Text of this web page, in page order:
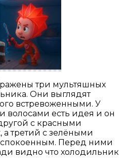
три мультяшных
Они выглядят
встревоженными. У
волосами есть идея и он
с красными
третий с зелёными
Перед ними
видно что холодильник